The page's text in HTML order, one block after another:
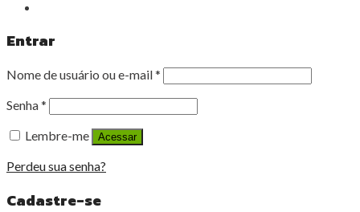
Entrar
Nome de usuário ou e-mail*
Senha*
Lembre-me
Acessar
Perdeu sua senha?
Cadastre-se